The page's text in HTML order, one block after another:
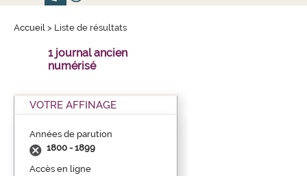
Accueil > Liste de résultats
1 journal ancien
numérisé
VOTRE AFFINAGE
Années de parution
1800 - 1899
Accès en ligne